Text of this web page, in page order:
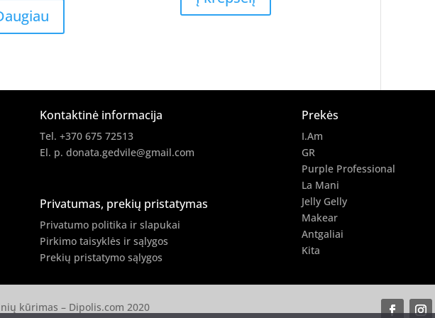
8.90 €.7.12 €.
8.90 €.7.12 €.
Kontaktinė informacija
Tel. +370 675 72513
El. p. donata.gedvile@gmail.com
Privatumas, prekių pristatymas
Privatumo politika ir slapukai
Pirkimo taisyklės ir sąlygos
Prekių pristatymo sąlygos
Prekės
I.Am
GR
Purple Professional
La Mani
Jelly Gelly
Makear
Antgaliai
Kita
kūrimas – Dipolis.com 2020